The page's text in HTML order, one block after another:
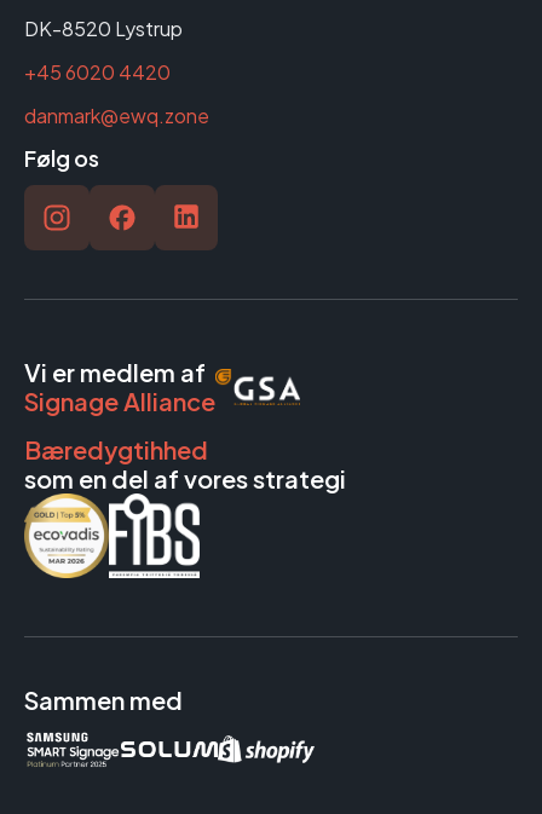
DK-8520 Lystrup
+45 6020 4420
danmark@ewq.zone
Følg os
Vi er medlem af
Signage Alliance
Bæredygtihhed
som en del af vores strategi
Sammen med